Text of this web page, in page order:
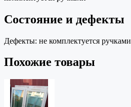
Состояние и дефекты
Дефекты: не комплектуется ручками
Похожие товары